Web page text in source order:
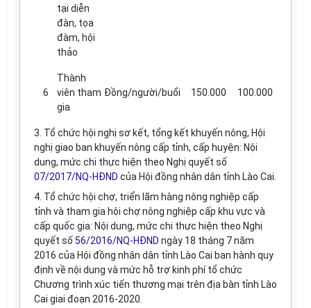
tại diễn
đàn, tọa
đàm, hội
thảo
6
Thành
viên tham
gia
Đồng/người/buổi 150.000 100.000
3. Tổ chức hội nghị sơ kết, tổng kết khuyến nông, Hội
nghị giao ban khuyến nông cấp tỉnh, cấp huyện: Nội
dung, mức chi thực hiện theo Nghị quyết số
07/2017/NQ-HĐND của Hội đồng nhân dân tỉnh Lào Cai.
4. Tổ chức hội chợ, triển lãm hàng nông nghiệp cấp
tỉnh và tham gia hội chợ nông nghiệp cấp khu vực và
cấp quốc gia: Nội dung, mức chi thực hiện theo Nghị
quyết số 56/2016/NQ-HĐND ngày 18 tháng 7 năm
2016 của Hội đồng nhân dân tỉnh Lào Cai ban hành quy
định về nội dung và mức hỗ trợ kinh phí tổ chức
Chương trình xúc tiến thương mại trên địa bàn tỉnh Lào
Cai giai đoạn 2016-2020.